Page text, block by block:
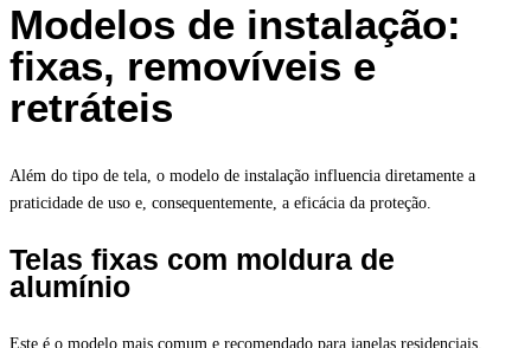
Modelos de instalação:
fixas, removíveis e
retráteis
Além do tipo de tela, o modelo de instalação influencia diretamente a
praticidade de uso e, consequentemente, a eficácia da proteção.
Telas fixas com moldura de
alumínio
Este é o modelo mais comum e recomendado para janelas residenciais.